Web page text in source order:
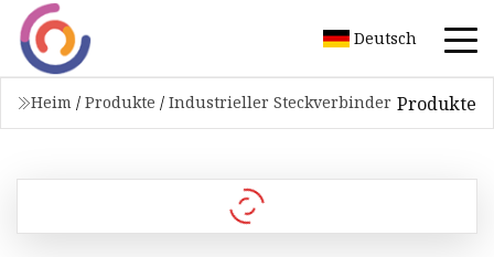
Deutsch
Heim / Produkte / Industrieller Steckverbinder Produkte